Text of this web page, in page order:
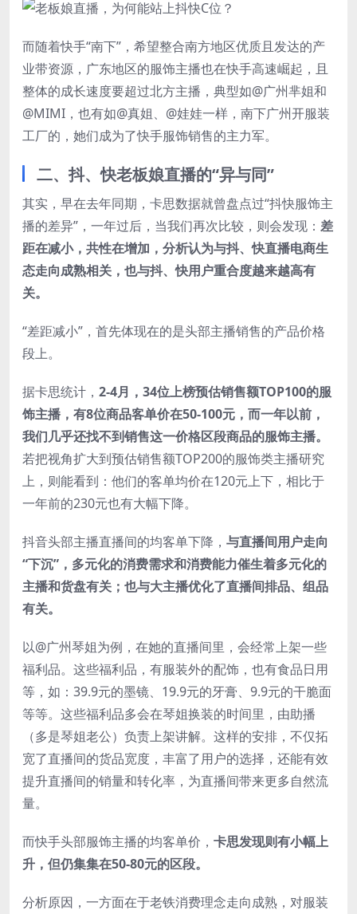
而随着快手“南下”，希望整合南方地区优质且发达的产
业带资源，广东地区的服饰主播也在快手高速崛起，且
整体的成长速度要超过北方主播，典型如@广州芈姐和
@MIMI，也有如@真姐、@娃娃一样，南下广州开服装
工厂的，她们成为了快手服饰销售的主力军。
二、抖、快老板娘直播的“异与同”
其实，早在去年同期，卡思数据就曾盘点过“抖快服饰主
播的差异”，一年过后，当我们再次比较，则会发现： 差
距在减小，共性在增加，分析认为与抖、快直播电商生
态走向成熟相关，也与抖、快用户重合度越来越高有
关。
“差距减小”，首先体现在的是头部主播销售的产品价格
段上。
据卡思统计， 2-4月，34位上榜预估销售额TOP100的服
饰主播，有8位商品客单价在50-100元，而一年以前，
我们几乎还找不到销售这一价格区段商品的服饰主播。
若把视角扩大到预估销售额TOP200的服饰类主播研究
上，则能看到：他们的客单均价在120元上下，相比于
一年前的230元也有大幅下降。
抖音头部主播直播间的均客单下降， 与直播间用户走向
“下沉”，多元化的消费需求和消费能力催生着多元化的
主播和货盘有关；也与大主播优化了直播间排品、组品
有关。
以@广州琴姐为例，在她的直播间里，会经常上架一些
福利品。这些福利品，有服装外的配饰，也有食品日用
等，如：39.9元的墨镜、19.9元的牙膏、9.9元的干脆面
等等。这些福利品多会在琴姐换装的时间里，由助播
（多是琴姐老公）负责上架讲解。这样的安排，不仅拓
宽了直播间的货品宽度，丰富了用户的选择，还能有效
提升直播间的销量和转化率，为直播间带来更多自然流
量。
而快手头部服饰主播的均客单价， 卡思发现则有小幅上
升，但仍集集在50-80元的区段。
分析原因，一方面在于老铁消费理念走向成熟，对服装